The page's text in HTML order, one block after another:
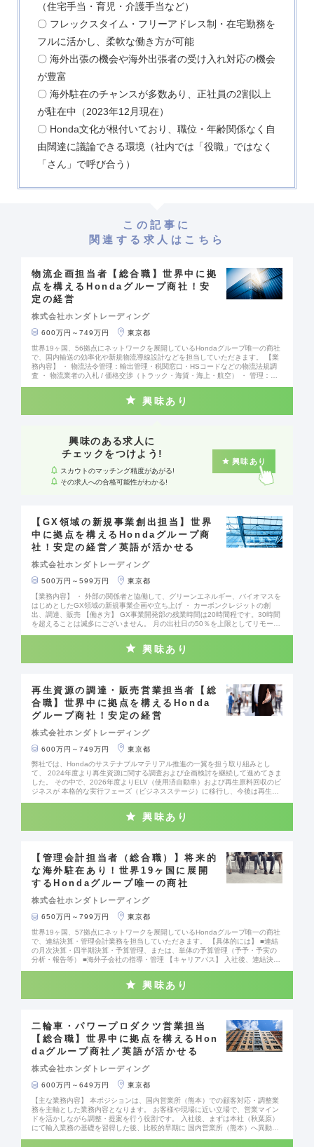
（住宅手当・育児・介護手当など）
〇 フレックスタイム・フリーアドレス制・在宅勤務を
フルに活かし、柔軟な働き方が可能
〇 海外出張の機会や海外出張者の受け入れ対応の機会
が豊富
〇 海外駐在のチャンスが多数あり、正社員の2割以上
が駐在中（2023年12月現在）
〇 Honda文化が根付いており、職位・年齢関係なく自
由闊達に議論できる環境（社内では「役職」ではなく
「さん」で呼び合う）
この記事に
関連する求人はこちら
物流企画担当者【総合職】世界中に拠
点を構えるHondaグループ商社！安
定の経営
株式会社ホンダトレーディング
600万円～749万円
東京都
世界19ヶ国、56拠点にネットワークを展開しているHondaグループ唯一の商社
で、国内輸送の効率化や新規物流導線設計などを担当していただきます。 【業
務内容】 ・ 物流法令管理：輸出管理・税関窓口・HSコードなどの物流法規調
査 ・ 物流業者の入札 / 価格交渉（トラック・海貨・海上・航空） ・ 管理：海
も力を入れており、社員の約25％が海外駐在員として活躍しています。 【働き
興味あり
興味のある求人に
チェックをつけよう!
スカウトのマッチング精度があがる!
その求人への合格可能性がわかる!
興味あり
【GX領域の新規事業創出担当】世界
中に拠点を構えるHondaグループ商
社！安定の経営／英語が活かせる
株式会社ホンダトレーディング
500万円～599万円
東京都
【業務内容】 ・ 外部の関係者と協働して、グリーンエネルギー、バイオマスを
はじめとしたGX領域の新規事業企画や立ち上げ ・ カーボンクレジットの創
出、調達、販売 【働き方】 GX事業開発部の残業時間は20時間程です。30時間
を超えることは滅多にございません。 月の出社日の50％を上限としてリモート
興味あり
再生資源の調達・販売営業担当者【総
合職】世界中に拠点を構えるHonda
グループ商社！安定の経営
株式会社ホンダトレーディング
600万円～749万円
東京都
弊社では、Hondaのサステナブルマテリアル推進の一翼を担う取り組みとし
て、 2024年度より再生資源に関する調査および企画検討を継続して進めてきま
した。 その中で、2026年度よりELV（使用済自動車）および再生原料回収のビ
ジネスが 本格的な実行フェーズ（ビジネスステージ）に移行し、今後は再生原
ーをはじめとする 多様なステークホルダーとの関係性をさらに深化させていく
できるポジションです。 【業務内容】 再生資源の調達および販売に関わる営業
業務（循環型社会の実現を支える、社会的意義の高い業務です） ・再生原料の
仕入れ先（解体業者・スクラップ業者等）の開拓および条件交渉 ・再生原料・
再生材の販売営業活動 ・既存取引先との継続的な関係構築・フォロー ・再生原
【当社について】 Hondaグループの商社として、安定した経営基盤がありま
す。 グローバル展開にも力を入れており、社員の約25％が海外駐在員として活
躍しています。 【働き方】 キャリア入社の方が多いため、安心して働くことが
できます。 フレックスタイム制（コアタイム：10:00～15:00）や月の出社日の
50％を上限としたリモートワーク制度を導入しているため柔軟な働き方が可能
です。
興味あり
【管理会計担当者（総合職）】将来的
な海外駐在あり！世界19ヶ国に展開
するHondaグループ唯一の商社
株式会社ホンダトレーディング
650万円～799万円
東京都
世界19ヶ国、57拠点にネットワークを展開しているHondaグループ唯一の商社
で、連結決算・管理会計業務を担当していただきます。 【具体的には】 ■連結
の月次決算・四半期決算・予算管理、または、単体の予算管理（予予・予実の
分析・報告等） ■海外子会社の指導・管理 【キャリアパス】 入社後、連結決算
スもあります（事業管理部要員の約30％が海外駐在中）。 入社時のポジション
アタイムのフレックスタイム制であり、 育児中の方は10時勤務開始、退勤後趣
味の時間を持ちたい方は8時勤務開始など、 ご自身のライフスタイルに合わせ
て勤務時間を選択いただいております。 【当社について】 Hondaグループの商
社として、安定した経営基盤があります(連結売上高16,110億円 2023年度)。
ています。
興味あり
二輪車・パワープロダクツ営業担当
【総合職】世界中に拠点を構えるHon
daグループ商社／英語が活かせる
株式会社ホンダトレーディング
600万円～649万円
東京都
【主な業務内容】 本ポジションは、国内営業所（熊本）での顧客対応・調整業
務を主軸とした業務内容となります。 お客様や現場に近い立場で、営業マイン
ドを活かしながら調整・提案を行う役割です。 入社後、まずは本社（秋葉原）
にて輸入業務の基礎を習得した後、比較的早期に 国内営業所（熊本）へ異動